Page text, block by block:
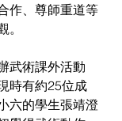
作、尊師重道等
武術課外活動
時有約25位成
六的學生張靖澄